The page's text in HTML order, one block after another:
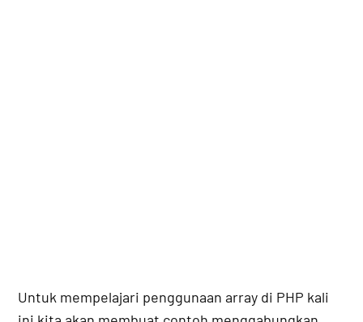
Untuk mempelajari penggunaan array di PHP kali